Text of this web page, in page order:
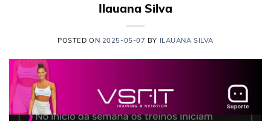
Ilauana Silva
POSTED ON 2025-05-07 BY ILAUANA SILVA